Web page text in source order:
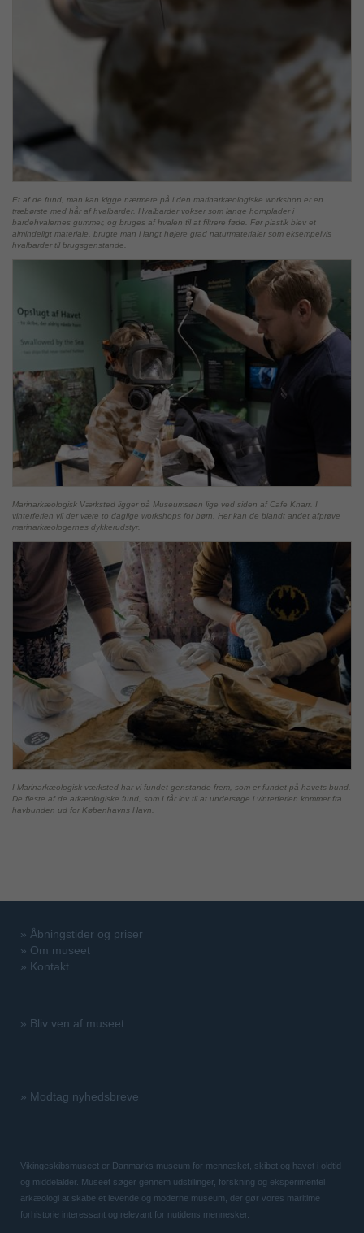
Et af de fund, man kan kigge nærmere på i den marinarkæologiske workshop er en
træbørste med hår af hvalbarder. Hvalbarder vokser som lange hornplader i
bardehvalernes gummer, og bruges af hvalen til at filtrere føde. Før plastik blev et
almindeligt materiale, brugte man i langt højere grad naturmaterialer som eksempelvis
hvalbarder til brugsgenstande.
Marinarkæologisk Værksted ligger på Museumsøen lige ved siden af Cafe Knarr. I
vinterferien vil der være to daglige workshops for børn. Her kan de blandt andet afprøve
marinarkæologernes dykkerudstyr.
I Marinarkæologisk værksted har vi fundet genstande frem, som er fundet på havets bund.
De fleste af de arkæologiske fund, som I får lov til at undersøge i vinterferien kommer fra
havbunden ud for Københavns Havn.
» Åbningstider og priser
» Om museet
» Kontakt
» Bliv ven af museet
» Modtag nyhedsbreve
Vikingeskibsmuseet er Danmarks museum for mennesket, skibet og havet i oldtid
og middelalder. Museet søger gennem udstillinger, forskning og eksperimentel
arkæologi at skabe et levende og moderne museum, der gør vores maritime
forhistorie interessant og relevant for nutidens mennesker.